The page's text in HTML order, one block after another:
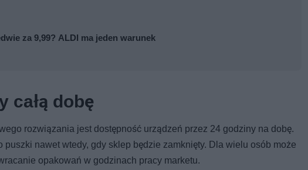
za 9,99? ALDI ma jeden warunek
całą dobę
rozwiązania jest dostępność urządzeń przez 24 godziny na dobę.
nawet wtedy, gdy sklep będzie zamknięty. Dla wielu osób może
opakowań w godzinach pracy marketu.